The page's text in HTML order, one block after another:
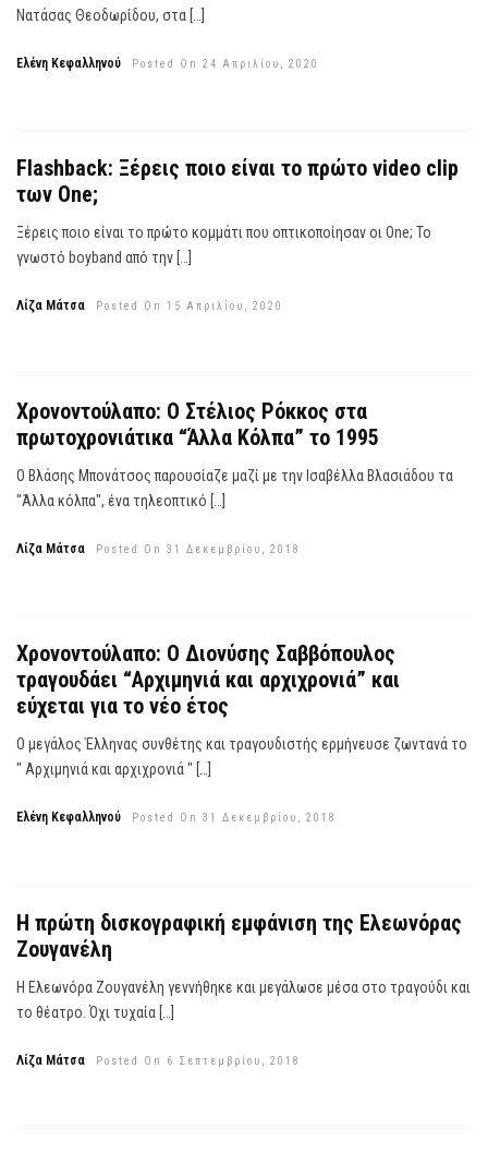
Νατάσας Θεοδωρίδου, στα […]
Ελένη Κεφαλληνού Posted On 24 Απριλίου, 2020
Flashback: Ξέρεις ποιο είναι το πρώτο video clip
των One;
Ξέρεις ποιο είναι το πρώτο κομμάτι που οπτικοποίησαν οι One; Το
γνωστό boyband από την […]
Λίζα Μάτσα Posted On 15 Απριλίου, 2020
Χρονοντούλαπο: Ο Στέλιος Ρόκκος στα
πρωτοχρονιάτικα “Άλλα Κόλπα” το 1995
Ο Βλάσης Μπονάτσος παρουσίαζε μαζί με την Ισαβέλλα Βλασιάδου τα
"Άλλα κόλπα", ένα τηλεοπτικό […]
Λίζα Μάτσα Posted On 31 Δεκεμβρίου, 2018
Χρονοντούλαπο: Ο Διονύσης Σαββόπουλος
τραγουδάει “Αρχιμηνιά και αρχιχρονιά” και
εύχεται για το νέο έτος
Ο μεγάλος Έλληνας συνθέτης και τραγουδιστής ερμήνευσε ζωντανά το
" Αρχιμηνιά και αρχιχρονιά " […]
Ελένη Κεφαλληνού Posted On 31 Δεκεμβρίου, 2018
Η πρώτη δισκογραφική εμφάνιση της Ελεωνόρας
Ζουγανέλη
Η Ελεωνόρα Ζουγανέλη γεννήθηκε και μεγάλωσε μέσα στο τραγούδι και
το θέατρο. Όχι τυχαία […]
Λίζα Μάτσα Posted On 6 Σεπτεμβρίου, 2018